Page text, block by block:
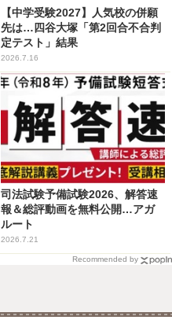
【中学受験2027】人気校の併願
先は…四谷大塚「第2回合不合判
定テスト」結果
2026.7.16
司法試験予備試験2026、解答速
報＆総評動画を無料公開…アガ
ルート
2026.7.21
Recommended by